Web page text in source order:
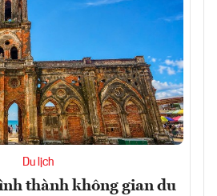
Du lịch
thành không gian du